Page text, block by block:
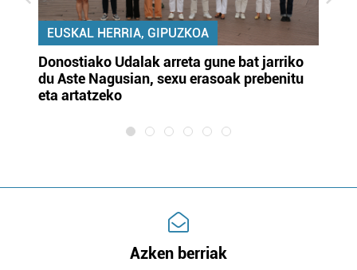
EUSKAL HERRIA, GIPUZKOA
Donostiako Udalak arreta gune bat jarriko
du Aste Nagusian, sexu erasoak prebenitu
eta artatzeko
Azken berriak